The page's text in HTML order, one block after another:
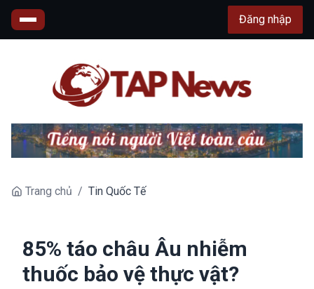
Đăng nhập
Trang chủ / Tin Quốc Tế
85% táo châu Âu nhiễm
thuốc bảo vệ thực vật?